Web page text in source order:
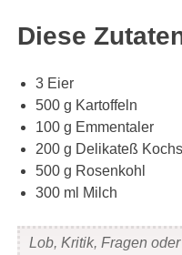
Diese
3 Eier
500 g Kartoffeln
100 g Emmentaler
200 g Delikateß
500 g Rosenkohl
300 ml Milch
Lob, Kritik, Fragen